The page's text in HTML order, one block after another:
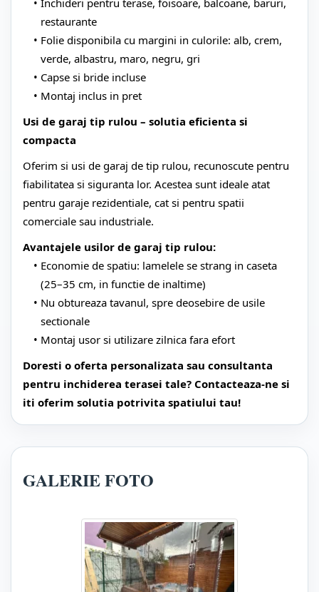
Inchideri pentru terase, foisoare, balcoane, baruri,
restaurante
Folie disponibila cu margini in culorile: alb, crem,
verde, albastru, maro, negru, gri
Capse si bride incluse
Montaj inclus in pret
Usi de garaj tip rulou – solutia eficienta si
compacta
Oferim si usi de garaj de tip rulou, recunoscute pentru
fiabilitatea si siguranta lor. Acestea sunt ideale atat
pentru garaje rezidentiale, cat si pentru spatii
comerciale sau industriale.
Avantajele usilor de garaj tip rulou:
Economie de spatiu: lamelele se strang in caseta
(25–35 cm, in functie de inaltime)
Nu obtureaza tavanul, spre deosebire de usile
sectionale
Montaj usor si utilizare zilnica fara efort
Doresti o oferta personalizata sau consultanta
pentru inchiderea terasei tale? Contacteaza-ne si
iti oferim solutia potrivita spatiului tau!
GALERIE FOTO